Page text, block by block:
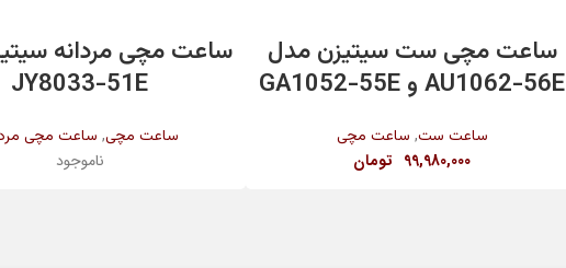
ساعت مچی ست سیتیزن مدل
AU1062-56E و GA1052-55E
ساعت ست, ساعت مچی
99,980,000 تومان
اطلاعات بیشتر
ساعت مچی مردانه
JY8033-51E
ساعت مچی, ساعت مچی
ناموجود